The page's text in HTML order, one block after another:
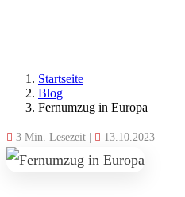
Startseite
Blog
Fernumzug in Europa
3 Min. Lesezeit | 13.10.2023